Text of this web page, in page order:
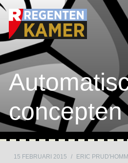
Skip to content
concepten
15 FEBRUARI 2015 / ERIC